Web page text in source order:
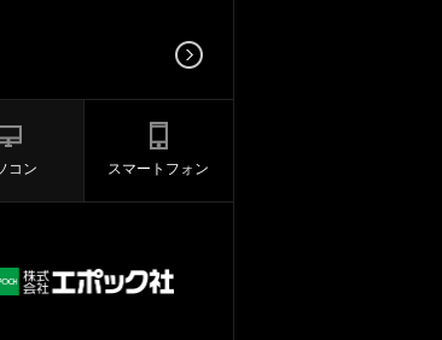
コン スマートフォン